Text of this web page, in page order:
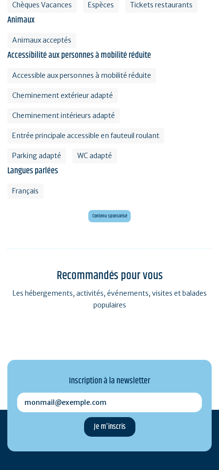
Chèques Vacances Espèces Tickets restaurants
Animaux
Animaux acceptés
Accessibilité aux personnes à mobilité réduite
Accessible aux personnes à mobilité réduite
Cheminement extérieur adapté
Cheminement intérieurs adapté
Entrée principale accessible en fauteuil roulant
Parking adapté WC adapté
Langues parlées
Français
Contenu sponsorisé
Voyagez en Préhistoire !
Recommandés pour vous
Les hébergements, activités, événements, visites et balades
populaires
Inscription à la newsletter
monmail@exemple.com